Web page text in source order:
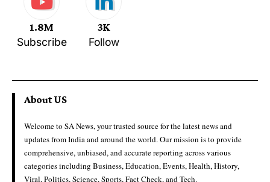
1.8M
Subscribe
3K
Follow
About US
Welcome to SA News, your trusted source for the latest news and
updates from India and around the world. Our mission is to provide
comprehensive, unbiased, and accurate reporting across various
categories including Business, Education, Events, Health, History,
Viral, Politics, Science, Sports, Fact Check, and Tech.